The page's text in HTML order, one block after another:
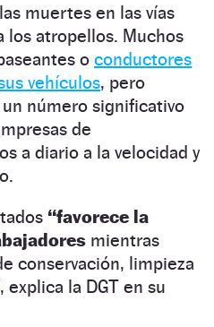
muertes en las vías
los atropellos. Muchos
o conductores
vehículos, pero
número significativo
de
a diario a la velocidad y
“favorece la
mientras
conservación, limpieza
explica la DGT en su